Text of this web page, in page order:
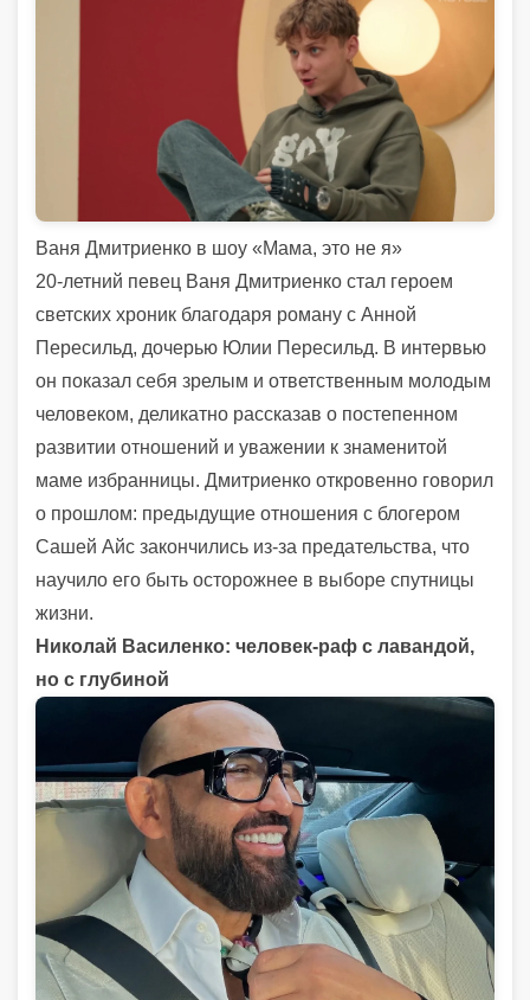
Ваня Дмитриенко в шоу «Мама, это не я»
20-летний певец Ваня Дмитриенко стал героем
светских хроник благодаря роману с Анной
Пересильд, дочерью Юлии Пересильд. В интервью
он показал себя зрелым и ответственным молодым
человеком, деликатно рассказав о постепенном
развитии отношений и уважении к знаменитой
маме избранницы. Дмитриенко откровенно говорил
о прошлом: предыдущие отношения с блогером
Сашей Айс закончились из-за предательства, что
научило его быть осторожнее в выборе спутницы
жизни.
Николай Василенко: человек-раф с лавандой,
но с глубиной